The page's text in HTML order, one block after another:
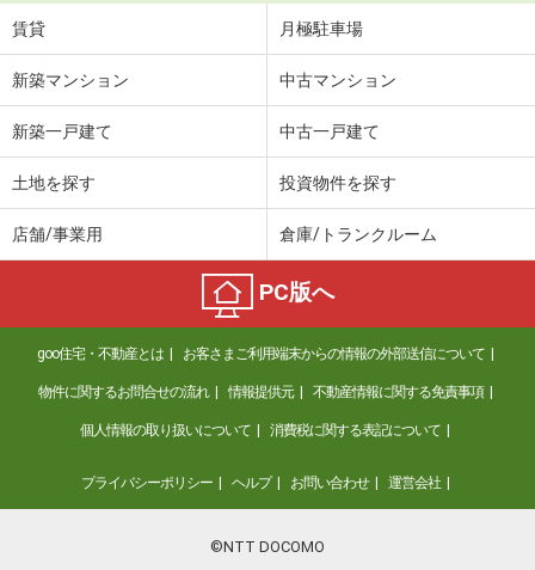
賃貸 月極駐車場
新築マンション 中古マンション
新築一戸建て 中古一戸建て
土地を探す 投資物件を探す
店舗/事業用 倉庫/トランクルーム
PC版へ
goo住宅・不動産とは お客さまご利用端末からの情報の外部送信について
物件に関するお問合せの流れ 情報提供元 不動産情報に関する免責事項
個人情報の取り扱いについて 消費税に関する表記について
プライバシーポリシー ヘルプ お問い合わせ 運営会社
©NTT DOCOMO